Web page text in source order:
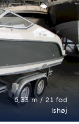
6,33 m / 21 fod
Ishøj